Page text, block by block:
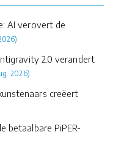
AI verovert de
2.0 verandert
2026)
creëert
betaalbare PiPER-